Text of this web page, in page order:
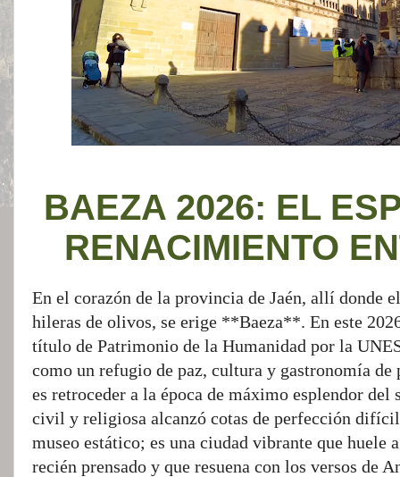
BAEZA 2026: EL
RENACIMIENTO
En el corazón de la provincia de Jaén, allí donde
hileras de olivos, se erige **Baeza**. En este
título de Patrimonio de la Humanidad por la
como un refugio de paz, cultura y gastronomía
es retroceder a la época de máximo esplendor
civil y religiosa alcanzó cotas de perfección
museo estático; es una ciudad vibrante que huele
recién prensado y que resuena con los versos de